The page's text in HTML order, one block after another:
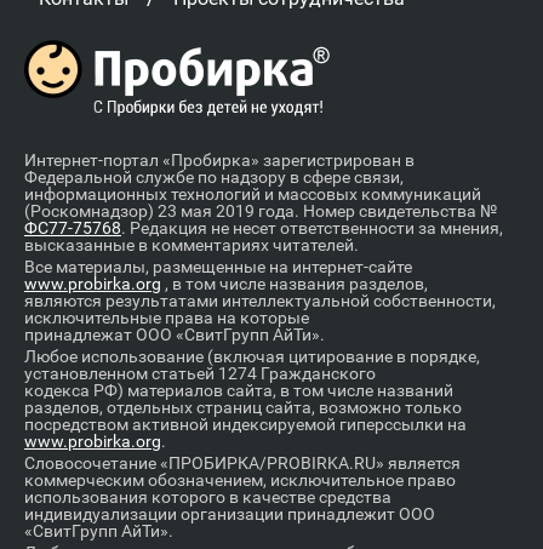
Интернет-портал «Пробирка» зарегистрирован в
Федеральной службе по надзору в сфере связи,
информационных технологий и массовых коммуникаций
(Роскомнадзор) 23 мая 2019 года. Номер свидетельства №
ФС77-75768. Редакция не несет ответственности за мнения,
высказанные в комментариях читателей.
Все материалы, размещенные на интернет-сайте
www.probirka.org , в том числе названия разделов,
являются результатами интеллектуальной собственности,
исключительные права на которые
принадлежат ООО «СвитГрупп АйТи».
Любое использование (включая цитирование в порядке,
установленном статьей 1274 Гражданского
кодекса РФ) материалов сайта, в том числе названий
разделов, отдельных страниц сайта, возможно только
посредством активной индексируемой гиперссылки на
www.probirka.org.
Словосочетание «ПРОБИРКА/PROBIRKA.RU» является
коммерческим обозначением, исключительное право
использования которого в качестве средства
индивидуализации организации принадлежит ООО
«СвитГрупп АйТи».